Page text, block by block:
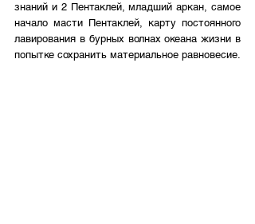
знаний и 2 Пентаклей, младший аркан, самое
начало масти Пентаклей, карту постоянного
лавирования в бурных волнах океана жизни в
попытке сохранить материальное равновесие.